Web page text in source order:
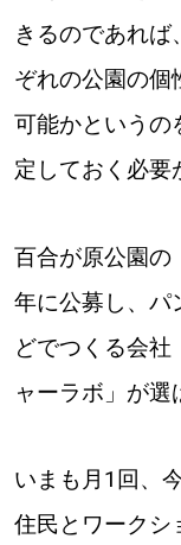
きるのであれ
ぞれの公園の個
可能かというの
定しておく必要
百合が原公園の
年に公募し、パ
どでつくる会
ャーラボ」が選
いまも月1回、
住民とワークシ